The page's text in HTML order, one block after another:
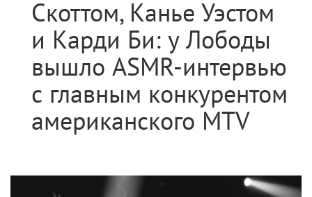
Скоттом, Канье Уэстом
и Карди Би: у Лободы
вышло ASMR-интервью
с главным конкурентом
американского MTV